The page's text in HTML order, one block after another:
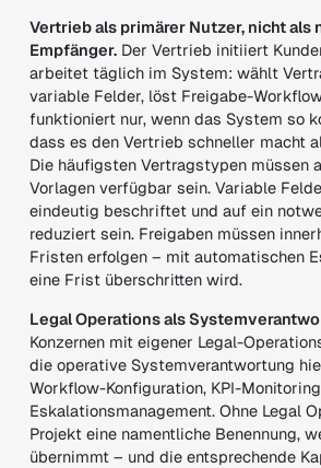
Vertrieb als primärer Nutzer, nicht als
Empfänger.Der Vertrieb initiiert
arbeitet täglich im System: wählt
variable Felder, löst Freigabe-
funktioniert nur, wenn das System so
dass es den Vertrieb schneller macht
Die häufigsten Vertragstypen müssen
Vorlagen verfügbar sein. Variable
eindeutig beschriftet und auf ein
reduziert sein. Freigaben müssen
Fristen erfolgen – mit automatischen
eine Frist überschritten wird.
Legal Operations als
Konzernen mit eigener Legal-
die operative Systemverantwortung
Workflow-Konfiguration, KPI-
Eskalationsmanagement. Ohne Legal
Projekt eine namentliche Benennung,
übernimmt – und die entsprechende